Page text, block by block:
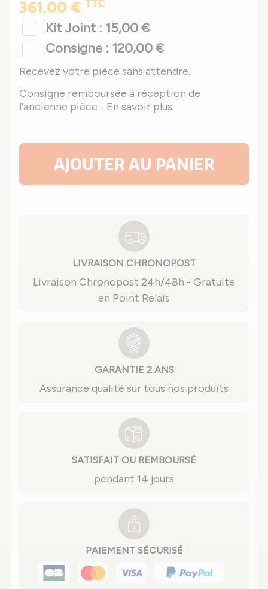
361,00 € TTC
Kit Joint : 15,00 €
Consigne : 120,00 €
Recevez votre pièce sans attendre.
Consigne remboursée à réception de
l'ancienne pièce - En savoir plus
AJOUTER AU PANIER
LIVRAISON CHRONOPOST
Livraison Chronopost 24h/48h - Gratuite
en Point Relais
GARANTIE 2 ANS
Assurance qualité sur tous nos produits
SATISFAIT OU REMBOURSÉ
pendant 14 jours
PAIEMENT SÉCURISÉ